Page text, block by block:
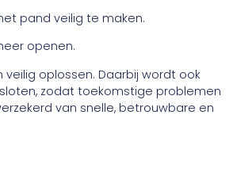
pand veilig te maken.
openen.
oplossen. Daarbij wordt ook
zodat toekomstige problemen
van snelle, betrouwbare en